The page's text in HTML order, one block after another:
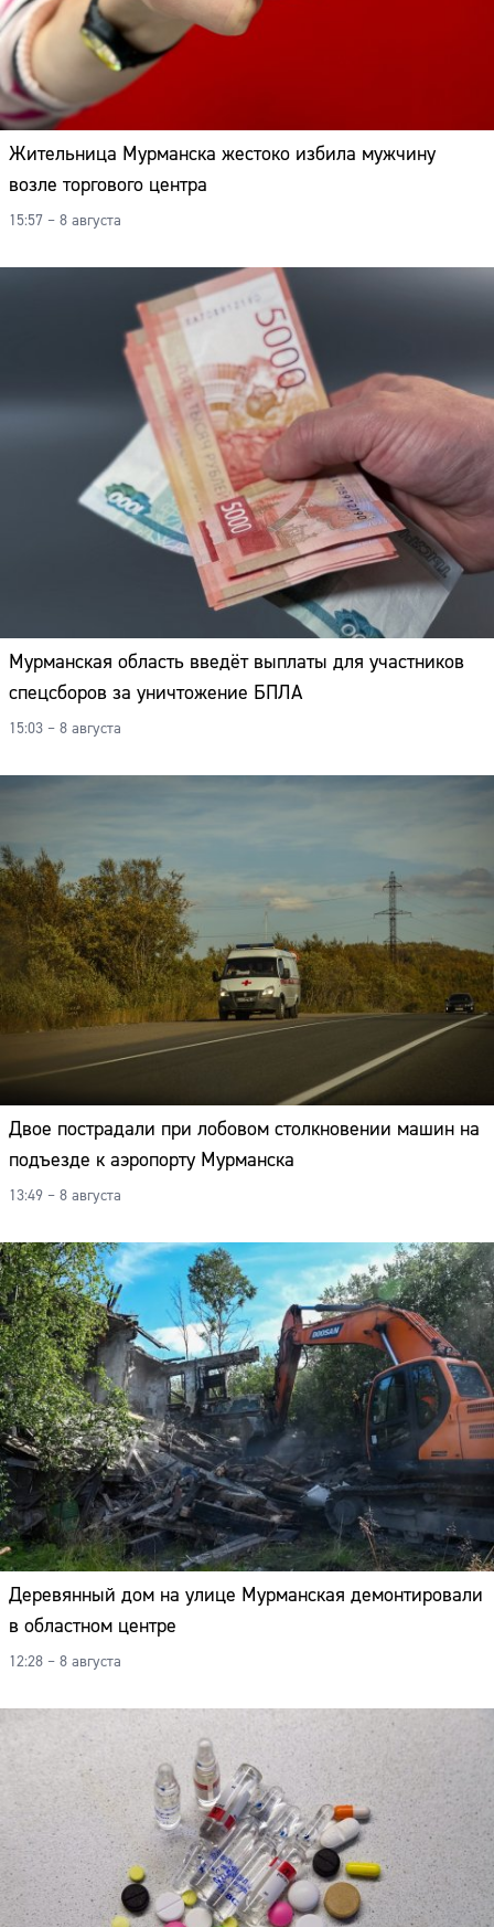
Жительница Мурманска жестоко избила мужчину
возле торгового центра
15:57 – 8 августа
Мурманская область введёт выплаты для участников
спецсборов за уничтожение БПЛА
15:03 – 8 августа
Двое пострадали при лобовом столкновении машин на
подъезде к аэропорту Мурманска
13:49 – 8 августа
Деревянный дом на улице Мурманская демонтировали
в областном центре
12:28 – 8 августа